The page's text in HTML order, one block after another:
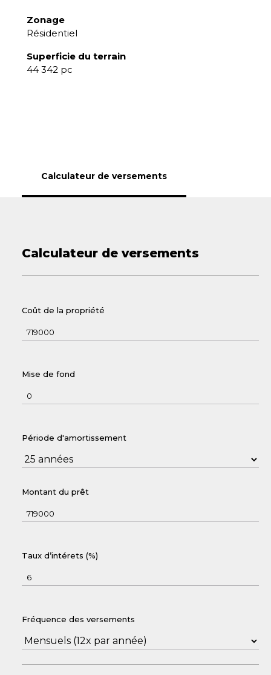
Zonage
Résidentiel
Superficie du terrain
44 342 pc
Calculateur de versements
Calculateur de versements
Coût de la propriété
Mise de fond
Période d'amortissement
Montant du prêt
Taux d’intérets (%)
Fréquence des versements